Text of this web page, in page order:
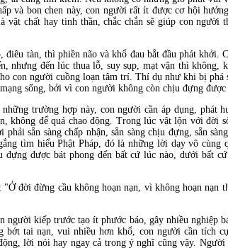
và bon chen này, con người rất ít được cơ hội
chất hay tinh thần, chắc chắn sẽ giúp con người
tàn, thì phiền não và khổ đau bắt đầu phát khởi.
nhưng đến lúc thua lỗ, suy sụp, mạt vận thì không,
con người cuồng loạn tâm trí. Thí dụ như khi bị phá
sống, bởi vì con người không còn chịu đựng được
trường hợp này, con người cần áp dụng, phát
không để quá chao động. Trong lúc vật lộn với đời
sẵn sàng chấp nhận, sẵn sàng chịu đựng, sẵn
tìm hiểu Phật Pháp, đó là những lời dạy vô cùng
đựng được bát phong đến bất cứ lúc nào, dưới bất
đời đừng cầu không hoạn nạn, vì không hoạn nạn
kiếp trước tạo ít phước báo, gây nhiều nghiệp
bớt tai nạn, vui nhiều hơn khổ, con người cần tích
lời nói hay ngay cả trong ý nghĩ cũng vậy. Người